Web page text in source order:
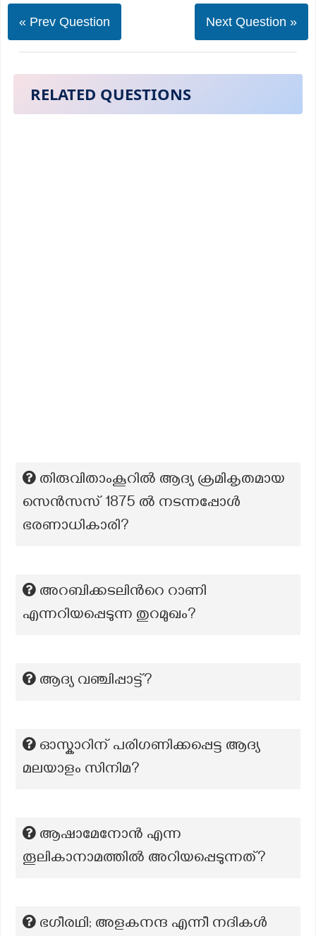
« Prev Question Next Question »
RELATED QUESTIONS
തിരുവിതാംകൂറിൽ ആദ്യ ക്രമികൃതമായ
സെൻസസ് 1875 ൽ നടന്നപ്പോൾ
ഭരണാധികാരി?
അറബിക്കടലിന്‍റെ റാണി
എന്നറിയപ്പെടുന്ന തുറമുഖം?
ആദ്യ വ‍ഞ്ചിപ്പാട്ട്?
ഓസ്കാറിന് പരിഗണിക്കപ്പെട്ട ആദ്യ
മലയാളം സിനിമ?
ആഷാമേനോൻ എന്ന
തൂലികാനാമത്തിൽ അറിയപ്പെടുന്നത്?
ഭഗീരഥി; അളകനന്ദ എന്നീ നദികൾ